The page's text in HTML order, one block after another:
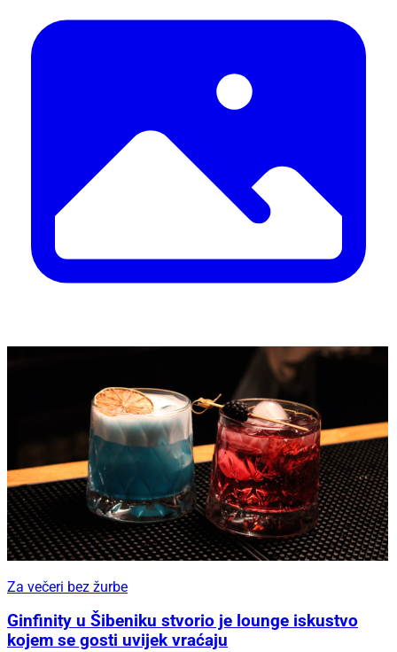
Za večeri bez žurbe
Ginfinity u Šibeniku stvorio je lounge iskustvo
kojem se gosti uvijek vraćaju